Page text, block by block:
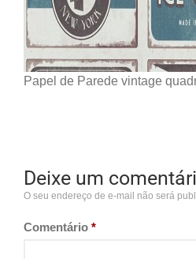
Papel de Parede vintage
Deixe um
O seu endereço de e-mail não será
Comentário *